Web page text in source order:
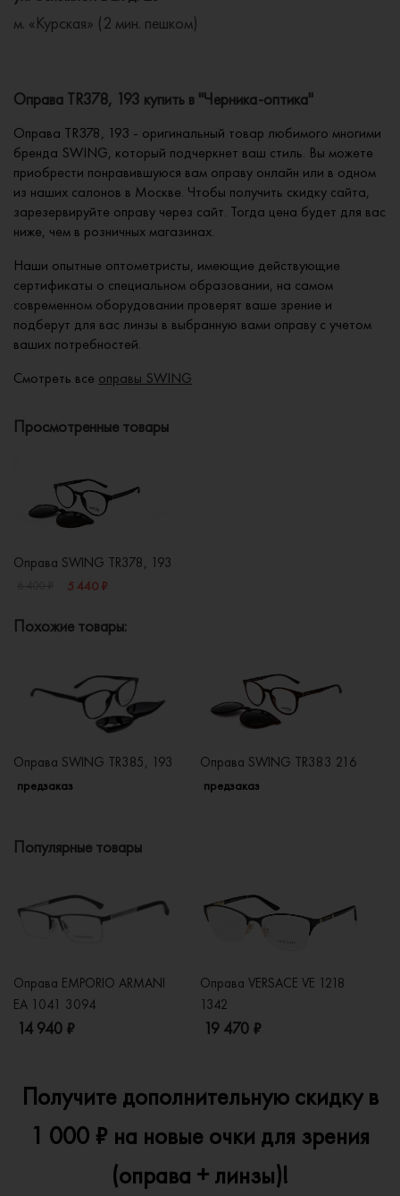
м. «Курская» (2 мин. пешком)
Оправа TR378, 193 купить в "Черника-оптика"
Оправа TR378, 193 - оригинальный товар любимого многими
бренда SWING, который подчеркнет ваш стиль. Вы можете
приобрести понравившуюся вам оправу онлайн или в одном
из наших салонов в Москве. Чтобы получить скидку сайта,
зарезервируйте оправу через сайт. Тогда цена будет для вас
ниже, чем в розничных магазинах.
Наши опытные оптометристы, имеющие действующие
сертификаты о специальном образовании, на самом
современном оборудовании проверят ваше зрение и
подберут для вас линзы в выбранную вами оправу с учетом
ваших потребностей.
Смотреть все оправы SWING
Просмотренные товары
Оправа SWING TR378, 193
5 440 ₽
Похожие товары:
Оправа SWING TR385, 193
предзаказ
Оправа SWING TR383 216
предзаказ
Популярные товары
Оправа EMPORIO ARMANI
EA 1041 3094
14 940 ₽
Оправа VERSACE VE 1218
1342
19 470 ₽
Получите дополнительную скидку в
1 000 ₽ на новые очки для зрения
(оправа + линзы)!